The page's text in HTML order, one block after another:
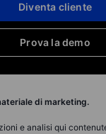
Prova la demo
Diventa cliente
di marketing.
e analisi qui